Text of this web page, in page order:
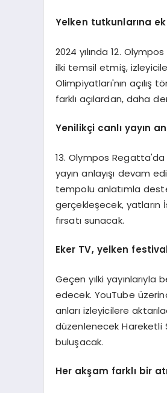
Yelken tutkunlarına
2024 yılında 12.
ilki temsil etmiş,
Olimpiyatları'nın açılış
farklı açılardan, daha
Yenilikçi canlı yayın
13. Olympos
yayın anlayışı devam
tempolu anlatımla
gerçekleşecek, yatların
fırsatı sunacak.
Eker TV, yelken
Geçen yılki
edecek. YouTube
anları izleyicilere
düzenlenecek Hareketli
buluşacak.
Her akşam farklı bir